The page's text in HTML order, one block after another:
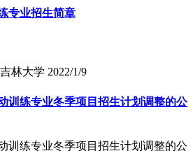
专业招生简章
吉林大学 2022/1/9
训练专业冬季项目招生计划调整的公
训练专业冬季项目招生计划调整的公